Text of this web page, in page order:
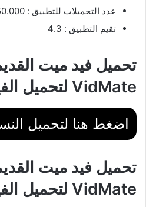
عدد التحميلات للتطبيق : 50.000
تقيم التطبيق : 4.3
تحميل فيد ميت
VidMate لتحميل الفيديوهات apk
اضغط هنا لتحميل
تحميل فيد ميت
VidMate لتحميل الفيديوهات apk